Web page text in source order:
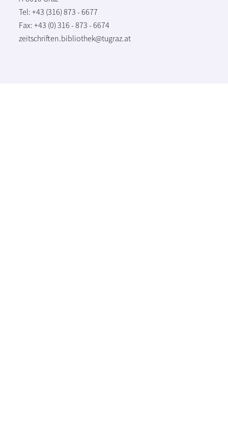
Tel: +43 (316) 873 - 6677
Fax: +43 (0) 316 - 873 - 6674
zeitschriften.bibliothek@tugraz.at